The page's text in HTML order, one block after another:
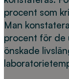
procent som
Man
procent för de
önskade